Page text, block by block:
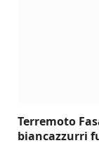
Terremoto
biancazzurri